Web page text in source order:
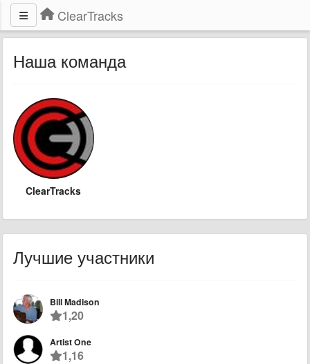
ClearTracks
Наша команда
ClearTracks
Лучшие участники
Bill Madison
1,20
Artist One
1,16